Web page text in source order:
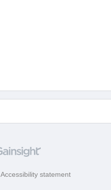
Accessibility statement